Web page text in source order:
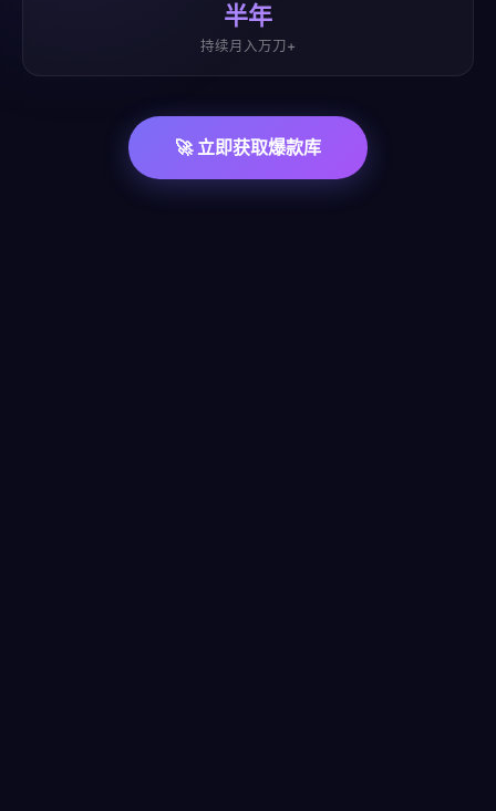
半年
持续月入万刀+
🚀 立即获取爆款库